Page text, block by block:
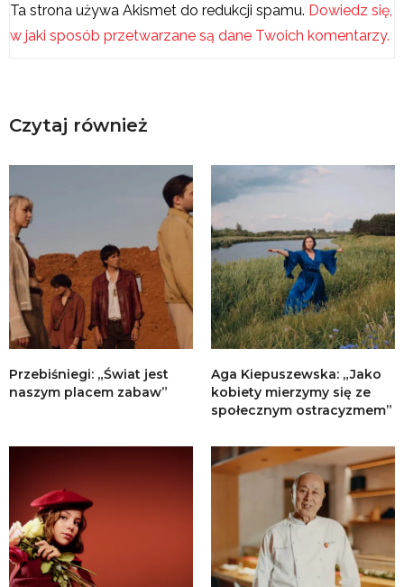
Ta strona używa Akismet do redukcji spamu. Dowiedz się,
w jaki sposób przetwarzane są dane Twoich komentarzy.
Czytaj również
Przebiśniegi: „Świat jest
naszym placem zabaw”
Aga Kiepuszewska: „Jako
kobiety mierzymy się ze
społecznym ostracyzmem”